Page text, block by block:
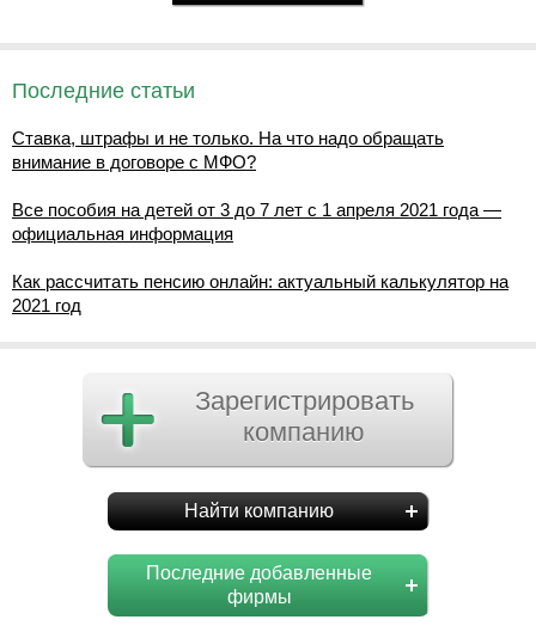
Последние статьи
Ставка, штрафы и не только. На что надо обращать
внимание в договоре с МФО?
Все пособия на детей от 3 до 7 лет с 1 апреля 2021 года —
официальная информация
Как рассчитать пенсию онлайн: актуальный калькулятор на
2021 год
Зарегистрировать
компанию
Найти компанию
Последние добавленные
фирмы